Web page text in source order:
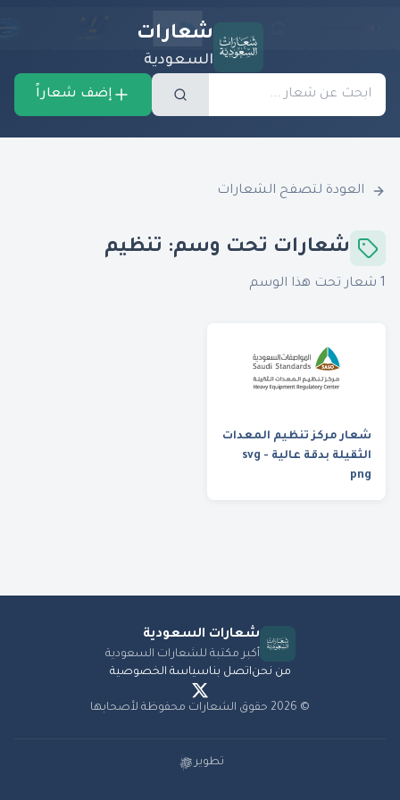
شعارات
السعودية
إضف شعاراً
العودة لتصفح الشعارات
شعارات تحت وسم: تنظيم
1 شعار تحت هذا الوسم
شعار مركز تنظيم المعدات
الثقيلة بدقة عالية svg -
png
شعارات السعودية
أكبر مكتبة للشعارات السعودية
من نحناتصل بناسياسة الخصوصية
©
2026 حقوق الشعارات محفوظة لأصحابها
تطوير